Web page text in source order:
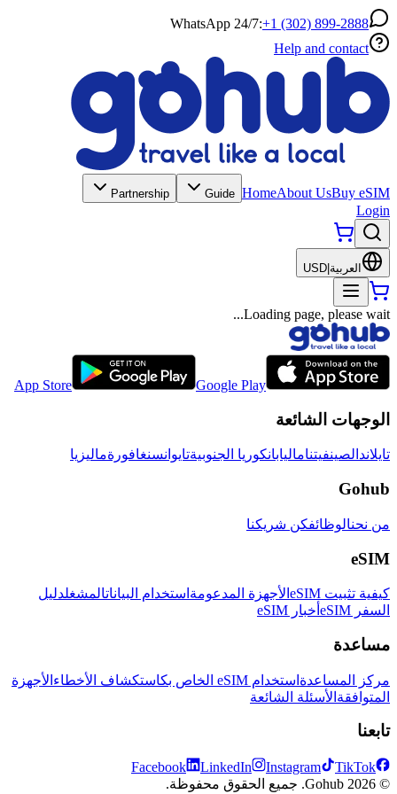
WhatsApp 24/7:+1 (302) 899-2888
Help and contact
HomeAbout UsBuy eSIM
Guide
Partnership
Login
العربية USD
Loading page, please wait...
App Store Google Play
الوجهات الشائعة
تايلاند الصينفيتناماليابانكوريا الجنوبيةتايوانسنغافورةماليزيا
Gohub
من نحنالوظائفكن شريكنا
eSIM
كيفية تثبيت eSIM الأجهزة المدعومة استخدام البياناتالمشغلدليل
السفر eSIM
أخبار eSIM
مساعدة
مركز المساعدة استخدام eSIM الخاص بك استكشاف الأخطاء الأجهزة
المتوافقة الأسئلة الشائعة
تابعنا
Facebook LinkedIn Instagram
TikTok
© 2026 Gohub. جميع الحقوق محفوظة.